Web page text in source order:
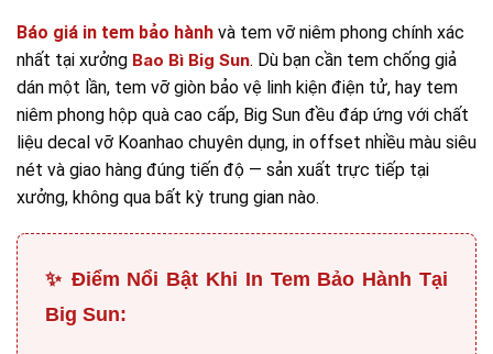
Báo giá in tem bảo hành và tem vỡ niêm phong chính xác
nhất tại xưởng Bao Bì Big Sun. Dù bạn cần tem chống giả
dán một lần, tem vỡ giòn bảo vệ linh kiện điện tử, hay tem
niêm phong hộp quà cao cấp, Big Sun đều đáp ứng với chất
liệu decal vỡ Koanhao chuyên dụng, in offset nhiều màu siêu
nét và giao hàng đúng tiến độ — sản xuất trực tiếp tại
xưởng, không qua bất kỳ trung gian nào.
✨ Điểm Nổi Bật Khi In Tem Bảo Hành Tại
Big Sun: